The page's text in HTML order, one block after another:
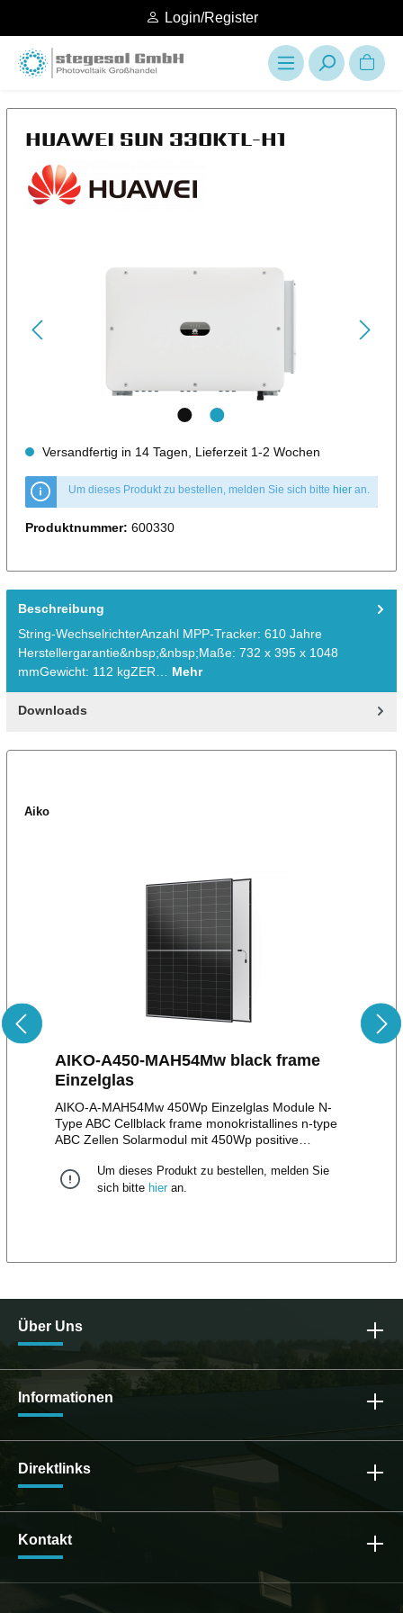
Login/Register
HUAWEI SUN 330KTL-H1
Versandfertig in 14 Tagen, Lieferzeit 1-2 Wochen
Um dieses Produkt zu bestellen, melden Sie sich bitte hieran.
Produktnummer: 600330
Beschreibung
String-WechselrichterAnzahl MPP-Tracker: 610 Jahre
Herstellergarantie&nbsp;&nbsp;Maße: 732 x 395 x 1048
mmGewicht: 112 kgZER… Mehr
Downloads
Aiko
AIKO-A450-MAH54Mw black frame
Einzelglas
AIKO-A-MAH54Mw 450Wp Einzelglas Module N-
Type ABC Cellblack frame monokristallines n-type
ABC Zellen Solarmodul mit 450Wp positive
HalbzellenStäubli MC4 Stecker/EVO II Stecker12
Jahre Produktgarantie30 Jahre lineare
Um dieses Produkt zu bestellen, melden Sie
sich bitte hier an.
Über Uns
Informationen
Direktlinks
Kontakt